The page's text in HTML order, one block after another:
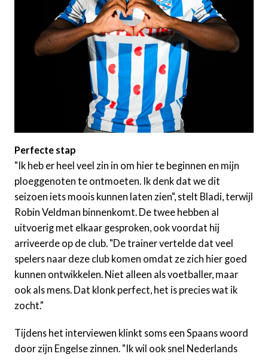
Perfecte stap
"Ik heb er heel veel zin in om hier te beginnen en mijn
ploeggenoten te ontmoeten. Ik denk dat we dit
seizoen iets moois kunnen laten zien", stelt Bladi, terwijl
Robin Veldman binnenkomt. De twee hebben al
uitvoerig met elkaar gesproken, ook voordat hij
arriveerde op de club. "De trainer vertelde dat veel
spelers naar deze club komen omdat ze zich hier goed
kunnen ontwikkelen. Niet alleen als voetballer, maar
ook als mens. Dat klonk perfect, het is precies wat ik
zocht."
Tijdens het interviewen klinkt soms een Spaans woord
door zijn Engelse zinnen. "Ik wil ook snel Nederlands